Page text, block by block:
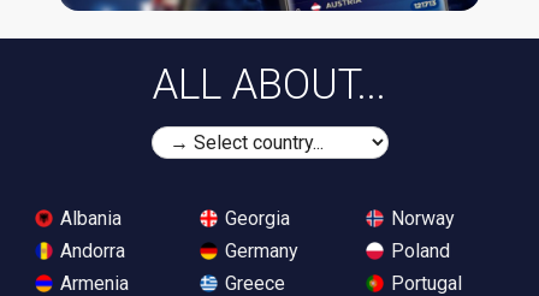
ALL ABOUT...
Albania
Andorra
Armenia
Georgia
Germany
Greece
Norway
Poland
Portugal